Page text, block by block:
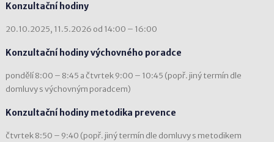
Konzultační hodiny
20.10.2025, 11.5.2026 od 14:00 – 16:00
Konzultační hodiny výchovného poradce
pondělí 8:00 – 8:45 a čtvrtek 9:00 – 10:45 (popř. jiný termín dle
domluvy s výchovným poradcem)
Konzultační hodiny metodika prevence
čtvrtek 8:50 – 9:40 (popř. jiný termín dle domluvy s metodikem